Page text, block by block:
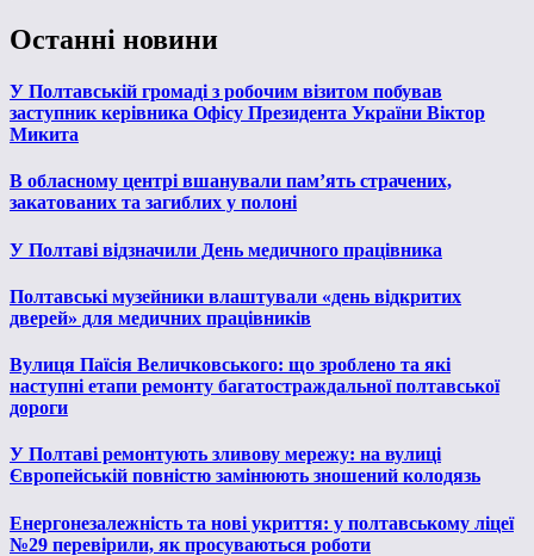
Останні новини
У Полтавській громаді з робочим візитом побував
заступник керівника Офісу Президента України Віктор
Микита
В обласному центрі вшанували пам’ять страчених,
закатованих та загиблих у полоні
У Полтаві відзначили День медичного працівника
Полтавські музейники влаштували «день відкритих
дверей» для медичних працівників
Вулиця Паїсія Величковського: що зроблено та які
наступні етапи ремонту багатостраждальної полтавської
дороги
У Полтаві ремонтують зливову мережу: на вулиці
Європейській повністю замінюють зношений колодязь
Енергонезалежність та нові укриття: у полтавському ліцеї
№29 перевірили, як просуваються роботи